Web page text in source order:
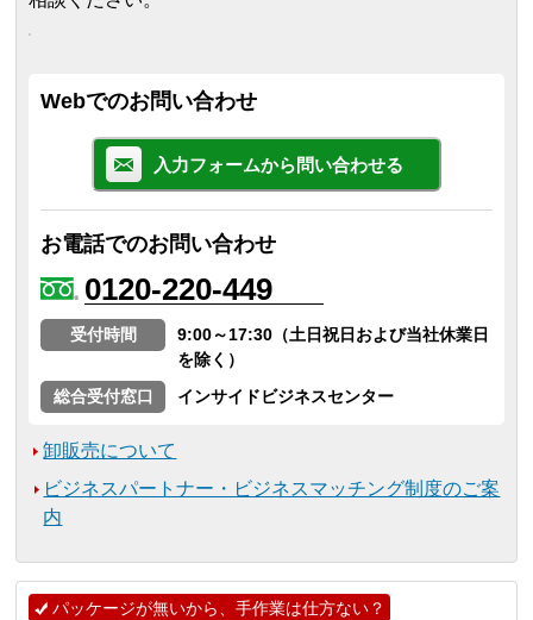
Webでのお問い合わせ
入力フォームから問い合わせる
お電話でのお問い合わせ
0120-220-449
受付時間
9:00～17:30（土日祝日および当社休業日
を除く）
総合受付窓口
インサイドビジネスセンター
卸販売について
ビジネスパートナー・ビジネスマッチング制度のご案
内
パッケージが無いから、手作業は仕方ない？